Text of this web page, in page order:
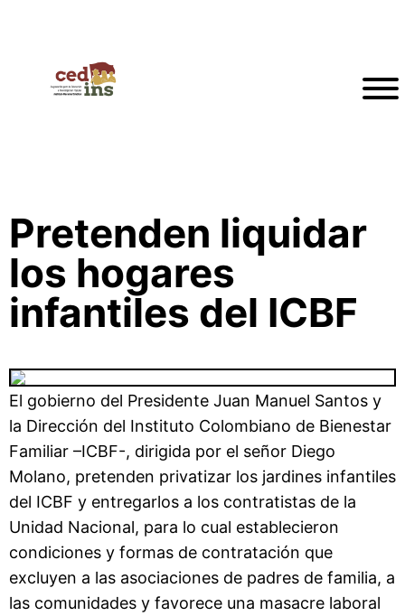
Pretenden liquidar
los hogares
infantiles del ICBF
El gobierno del Presidente Juan Manuel Santos y
la Dirección del Instituto Colombiano de Bienestar
Familiar –ICBF-, dirigida por el señor Diego
Molano, pretenden privatizar los jardines infantiles
del ICBF y entregarlos a los contratistas de la
Unidad Nacional, para lo cual establecieron
condiciones y formas de contratación que
excluyen a las asociaciones de padres de familia, a
las comunidades y favorece una masacre laboral